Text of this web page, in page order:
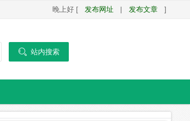
晚上好 [ 发布网址 | 发布文章 ]
 站内搜索